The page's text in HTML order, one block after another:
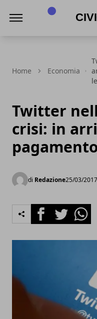
Home Economia
Twitter
crisi: in
di Redazione25/03/2017
FacebookTwitter